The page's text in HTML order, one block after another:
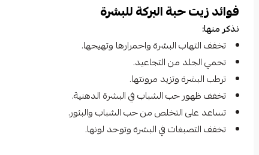
فوائد زيت حبة البركة للبشرة
نذكر منها:
تخفف التهاب البشرة واحمرارها وتهيجها.
تحمي الجلد من التجاعيد.
ترطب البشرة وتزيد مرونتها.
تخفف ظهور حب الشباب في البشرة الدهنية.
تساعد على التخلص من حب الشباب والبثور.
تخفف التصبغات في البشرة وتوحد لونها.